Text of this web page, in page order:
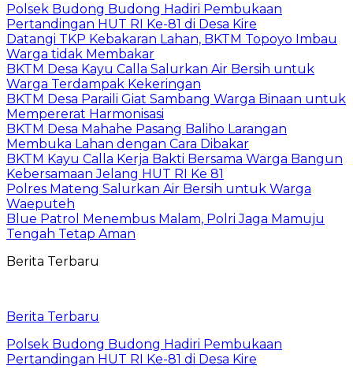
Polsek Budong Budong Hadiri Pembukaan
Pertandingan HUT RI Ke-81 di Desa Kire
Datangi TKP Kebakaran Lahan, BKTM Topoyo Imbau
Warga tidak Membakar
BKTM Desa Kayu Calla Salurkan Air Bersih untuk
Warga Terdampak Kekeringan
BKTM Desa Paraili Giat Sambang Warga Binaan untuk
Mempererat Harmonisasi
BKTM Desa Mahahe Pasang Baliho Larangan
Membuka Lahan dengan Cara Dibakar
BKTM Kayu Calla Kerja Bakti Bersama Warga Bangun
Kebersamaan Jelang HUT RI Ke 81
Polres Mateng Salurkan Air Bersih untuk Warga
Waeputeh
Blue Patrol Menembus Malam, Polri Jaga Mamuju
Tengah Tetap Aman
Berita Terbaru
Berita Terbaru
Polsek Budong Budong Hadiri Pembukaan
Pertandingan HUT RI Ke-81 di Desa Kire